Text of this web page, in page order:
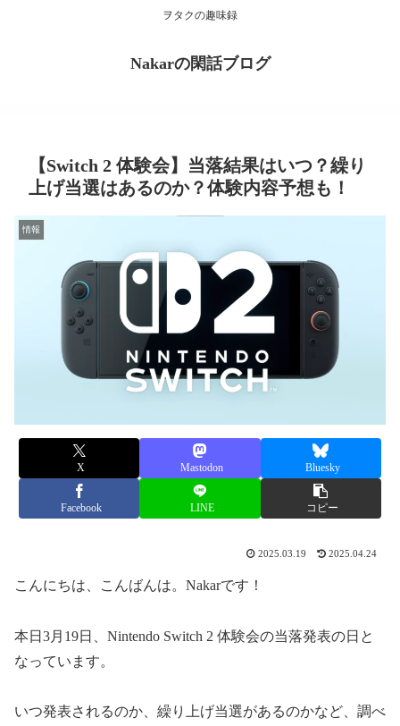
ヲタクの趣味録
Nakarの閑話ブログ
【Switch 2 体験会】当落結果はいつ？繰り
上げ当選はあるのか？体験内容予想も！
情報
X Mastodon Bluesky
Facebook LINE コピー
2025.03.19 2025.04.24
こんにちは、こんばんは。Nakarです！
本日3月19日、Nintendo Switch 2 体験会の当落発表の日と
なっています。
いつ発表されるのか、繰り上げ当選があるのかなど、調べ